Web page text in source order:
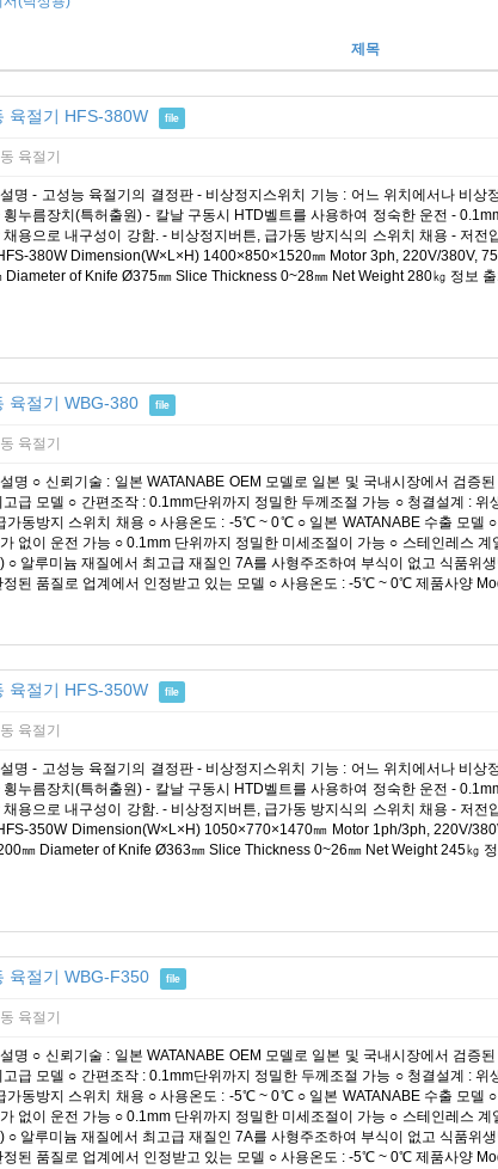
제목
육절기 HFS-380W file
육절기
명 - 고성능 육절기의 결정판 - 비상정지스위치 기능 : 어느 위치에서나 비
횡누름장치(특허출원) - 칼날 구동시 HTD벨트를 사용하여 정숙한 운전 -
채용으로 내구성이 강함. - 비상정지버튼, 급가동 방지식의 스위치 채용 - 저
380W Dimension(W×L×H) 1400×850×1520㎜ Motor 3ph, 220V/380V,
Diameter of Knife Ø375㎜ Slice Thickness 0~28㎜ Net Weight 280㎏ 정보
육절기 WBG-380 file
육절기
명 ○ 신뢰기술 : 일본 WATANABE OEM 모델로 일본 및 국내시장에서 검증
고급 모델 ○ 간편조작 : 0.1mm단위까지 정밀한 두께조절 가능 ○ 청결설계 :
가동방지 스위치 채용 ○ 사용온도 : -5℃ ~ 0℃ ○ 일본 WATANABE 수출 모델
없이 운전 가능 ○ 0.1mm 단위까지 정밀한 미세조절이 가능 ○ 스테인레스
○ 알루미늄 재질에서 최고급 재질인 7A를 사형주조하여 부식이 없고 식품위
정된 품질로 업계에서 인정받고 있는 모델 ○ 사용온도 : -5℃ ~ 0℃ 제품사양
육절기 HFS-350W file
육절기
명 - 고성능 육절기의 결정판 - 비상정지스위치 기능 : 어느 위치에서나 비
횡누름장치(특허출원) - 칼날 구동시 HTD벨트를 사용하여 정숙한 운전 -
채용으로 내구성이 강함. - 비상정지버튼, 급가동 방지식의 스위치 채용 - 저
350W Dimension(W×L×H) 1050×770×1470㎜ Motor 1ph/3ph, 220V/
㎜ Diameter of Knife Ø363㎜ Slice Thickness 0~26㎜ Net Weight 245㎏
육절기 WBG-F350 file
육절기
명 ○ 신뢰기술 : 일본 WATANABE OEM 모델로 일본 및 국내시장에서 검증
고급 모델 ○ 간편조작 : 0.1mm단위까지 정밀한 두께조절 가능 ○ 청결설계 :
가동방지 스위치 채용 ○ 사용온도 : -5℃ ~ 0℃ ○ 일본 WATANABE 수출 모델
없이 운전 가능 ○ 0.1mm 단위까지 정밀한 미세조절이 가능 ○ 스테인레스
○ 알루미늄 재질에서 최고급 재질인 7A를 사형주조하여 부식이 없고 식품위
정된 품질로 업계에서 인정받고 있는 모델 ○ 사용온도 : -5℃ ~ 0℃ 제품사양